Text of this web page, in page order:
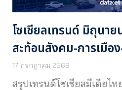
โซเชียลเทรนด์ มิถุนา
สะท้อนสังคม-การเมือ
17 กรกฎาคม 2569
สรุปเทรนด์โซเชียลมีเดียไ